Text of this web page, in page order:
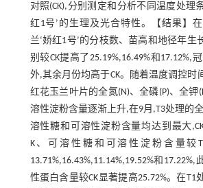
对照(CK),分别测定和分析不同温度处理
红1号’的生理及光合特性。【结果】
兰‘娇红1号’的分枝数、苗高和地径年生
别较CK提高了25.19%,16.49%和17.12%,
外,其余月份均高于CK。随着温度调控时
红花玉兰叶片的全氮(N)、全磷(P)、全钾
溶性淀粉含量逐渐上升,在9月,T3处理的全
溶性糖和可溶性淀粉含量均达到最大
K、可溶性糖和可溶性淀粉含量较
13.71%,16.43%,11.14%,19.52%和
性蛋白含量较CK显著提高25.72%。在T1